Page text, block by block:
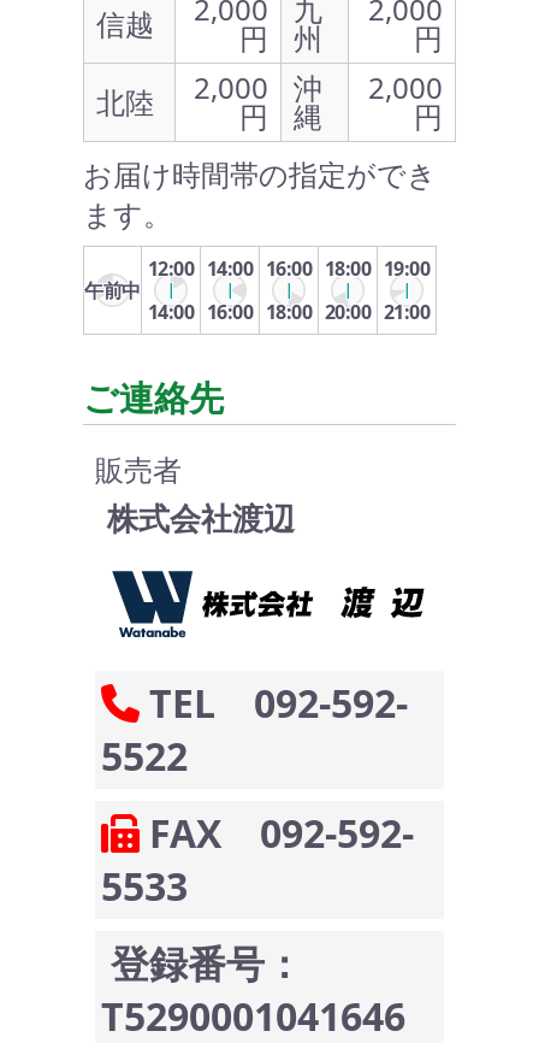
信越 2,000
円
九
州
2,000
円
北陸
2,000
円
沖
縄
2,000
円
お届け時間帯の指定ができ
ます。
午前中
12:00
14:00
14:00
16:00
16:00
18:00
18:00
20:00
19:00
21:00
ご連絡先
販売者
株式会社渡辺
TEL 092-592-
5522
FAX 092-592-
5533
登録番号：
T5290001041646